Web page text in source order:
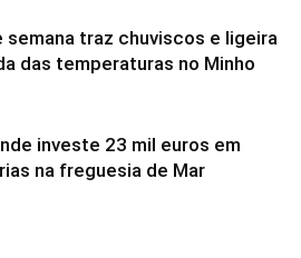
semana traz chuviscos e ligeira
das temperaturas no Minho
investe 23 mil euros em
na freguesia de Mar